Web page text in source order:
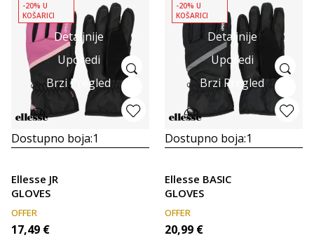
Detaljnije
Uporedi
Brzi Pregled
-20% U
KOŠARICI
Dostupno boja:1
Ellesse JR
GLOVES
OFFER
17,49 €
Detaljnije
Uporedi
Brzi Pregled
-20% U
KOŠARICI
Dostupno boja:1
Ellesse BASIC
GLOVES
OFFER
20,99 €